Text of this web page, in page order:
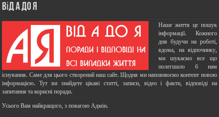
Від А до Я
Наше життя це пошук
інформації. Кожного
дня будучи на роботі,
вдома, на відпочинку,
ми шукаємо все що
полегшало б нам
існування. Саме для цього створений наш сайт. Щодня ми наповнюємо контент новою
інформацією. Тут ви знайдете цікаві статті, записи, відео і факти, відповіді на
запитання та корисні поради.
Усього Вам найкращого, з повагою Адмін.